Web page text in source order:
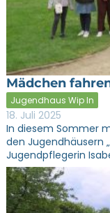
Mädchen
Jugendhaus Wip In
18. Juli 2025
In diesem Sommer
den Jugendhäusern
Jugendpflegerin